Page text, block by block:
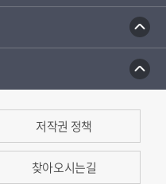
저작권 정책
찾아오시는길